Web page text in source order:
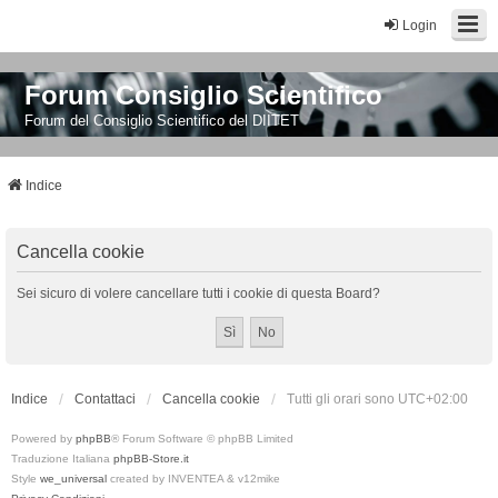
Login
Forum Consiglio Scientifico
Forum del Consiglio Scientifico del DIITET
Indice
Cancella cookie
Sei sicuro di volere cancellare tutti i cookie di questa Board?
Indice Contattaci Cancella cookie Tutti gli orari sono UTC+02:00
Powered by phpBB® Forum Software © phpBB Limited
Traduzione Italiana phpBB-Store.it
Style we_universal created by INVENTEA & v12mike